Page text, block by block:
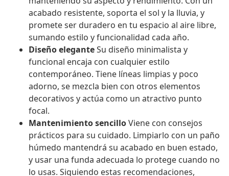
acabado resistente, soporta el sol y la lluvia, y
promete ser duradero en tu espacio al aire libre,
sumando estilo y funcionalidad cada año.
Diseño eleganteSu diseño minimalista y
funcional encaja con cualquier estilo
contemporáneo. Tiene líneas limpias y poco
adorno, se mezcla bien con otros elementos
decorativos y actúa como un atractivo punto
focal.
Mantenimiento sencilloViene con consejos
prácticos para su cuidado. Limpiarlo con un paño
húmedo mantendrá su acabado en buen estado,
y usar una funda adecuada lo protege cuando no
lo usas. Siguiendo estas recomendaciones,